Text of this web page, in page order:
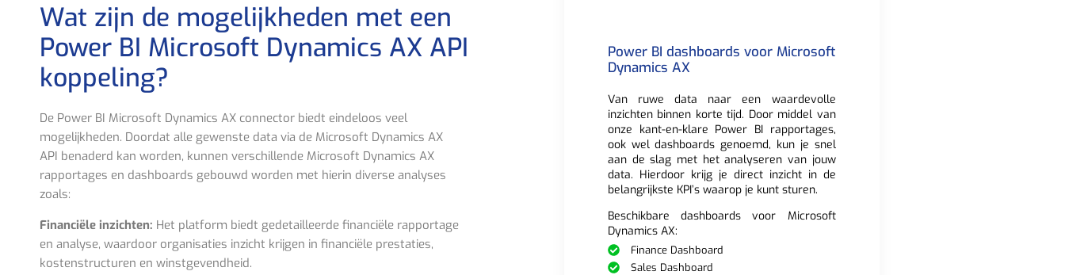
Wat zijn de mogelijkheden met een
Power BI Microsoft Dynamics AX API
koppeling?
De Power BI Microsoft Dynamics AX connector biedt eindeloos veel
mogelijkheden. Doordat alle gewenste data via de Microsoft Dynamics AX
API benaderd kan worden, kunnen verschillende Microsoft Dynamics AX
rapportages en dashboards gebouwd worden met hierin diverse analyses
zoals:
Financiële inzichten: Het platform biedt gedetailleerde financiële rapportage
en analyse, waardoor organisaties inzicht krijgen in financiële prestaties,
kostenstructuren en winstgevendheid.
Power BI dashboards voor Microsoft
Dynamics AX
Van ruwe data naar een waardevolle
inzichten binnen korte tijd. Door middel van
onze kant-en-klare Power BI rapportages,
ook wel dashboards genoemd, kun je snel
aan de slag met het analyseren van jouw
data. Hierdoor krijg je direct inzicht in de
belangrijkste KPI’s waarop je kunt sturen.
Beschikbare dashboards voor Microsoft
Dynamics AX:
Finance Dashboard
Sales Dashboard